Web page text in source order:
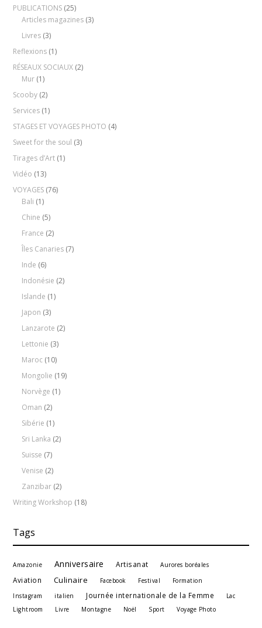
PUBLICATIONS (25)
Articles magazines (3)
Livres (3)
Reflexions (1)
RÉSEAUX SOCIAUX (2)
Mur (1)
Scooby (2)
Services (1)
STAGES ET VOYAGES PHOTO (4)
Sweet for the soul (3)
Tirages d’Art (1)
Vidéo (13)
VOYAGES (76)
Bali (1)
Chine (5)
France (2)
Îles Canaries (7)
Inde (6)
Indonésie (2)
Islande (1)
Japon (3)
Lanzarote (2)
Lettonie (3)
Maroc (10)
Mongolie (19)
Norvège (1)
Oman (2)
Sibérie (1)
Sri Lanka (2)
Suisse (7)
Venise (2)
Zanzibar (2)
Writing Workshop (18)
Tags
Amazonie Anniversaire Artisanat Aurores boréales
Aviation Culinaire Facebook Festival
Formation
Instagram
italien Journée internationale de la Femme
Lac
Lightroom
Livre Montagne Noël Sport Voyage Photo